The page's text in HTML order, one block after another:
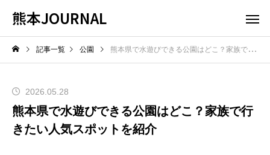
熊本JOURNAL
記事一覧 公園 熊本県で水遊びできる公園はどこ？家族で行きたい人気スポットを紹介
2026.05.28
熊本県で水遊びできる公園はどこ？家族で行
きたい人気スポットを紹介